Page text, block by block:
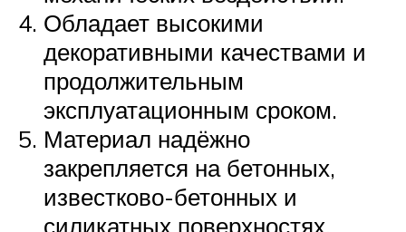
Обладает высокими
декоративными качествами и
продолжительным
эксплуатационным сроком.
Материал надёжно
закрепляется на бетонных,
известково-бетонных и
силикатных поверхностях.